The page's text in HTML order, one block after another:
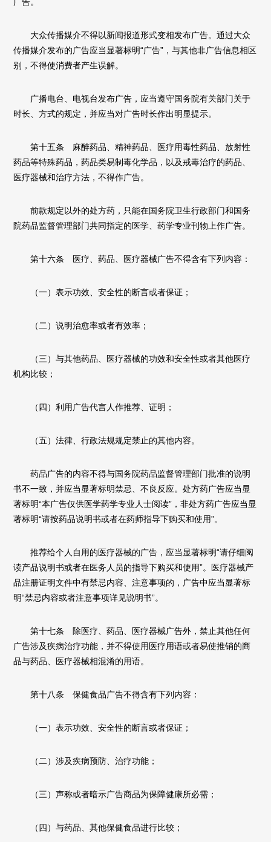
大众传播媒介不得以新闻报道形式变相发布广告。通过大众
传播媒介发布的广告应当显著标明“广告”，与其他非广告信息相区
别，不得使消费者产生误解。
广播电台、电视台发布广告，应当遵守国务院有关部门关于
时长、方式的规定，并应当对广告时长作出明显提示。
第十五条 麻醉药品、精神药品、医疗用毒性药品、放射性
药品等特殊药品，药品类易制毒化学品，以及戒毒治疗的药品、
医疗器械和治疗方法，不得作广告。
前款规定以外的处方药，只能在国务院卫生行政部门和国务
院药品监督管理部门共同指定的医学、药学专业刊物上作广告。
第十六条 医疗、药品、医疗器械广告不得含有下列内容：
（一）表示功效、安全性的断言或者保证；
（二）说明治愈率或者有效率；
（三）与其他药品、医疗器械的功效和安全性或者其他医疗
机构比较；
（四）利用广告代言人作推荐、证明；
（五）法律、行政法规规定禁止的其他内容。
药品广告的内容不得与国务院药品监督管理部门批准的说明
书不一致，并应当显著标明禁忌、不良反应。处方药广告应当显
著标明“本广告仅供医学药学专业人士阅读”，非处方药广告应当显
著标明“请按药品说明书或者在药师指导下购买和使用”。
推荐给个人自用的医疗器械的广告，应当显著标明“请仔细阅
读产品说明书或者在医务人员的指导下购买和使用”。医疗器械产
品注册证明文件中有禁忌内容、注意事项的，广告中应当显著标
明“禁忌内容或者注意事项详见说明书”。
第十七条 除医疗、药品、医疗器械广告外，禁止其他任何
广告涉及疾病治疗功能，并不得使用医疗用语或者易使推销的商
品与药品、医疗器械相混淆的用语。
第十八条 保健食品广告不得含有下列内容：
（一）表示功效、安全性的断言或者保证；
（二）涉及疾病预防、治疗功能；
（三）声称或者暗示广告商品为保障健康所必需；
（四）与药品、其他保健食品进行比较；